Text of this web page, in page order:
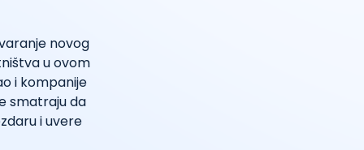
novog
u ovom
i kompanije
smatraju da
i uvere